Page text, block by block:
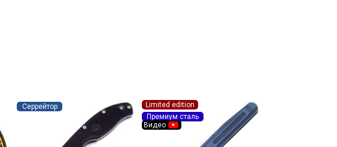
Серрейтор
Limited edition
Премиум сталь
Видео